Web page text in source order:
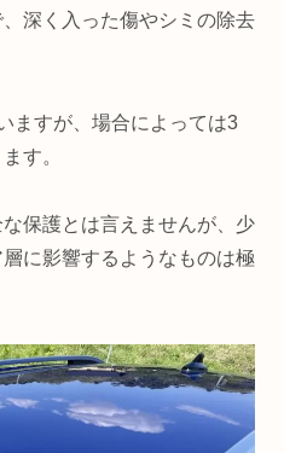
深く入った傷やシミの除去
ますが、場合によっては3
す。
保護とは言えませんが、少
に影響するようなものは極